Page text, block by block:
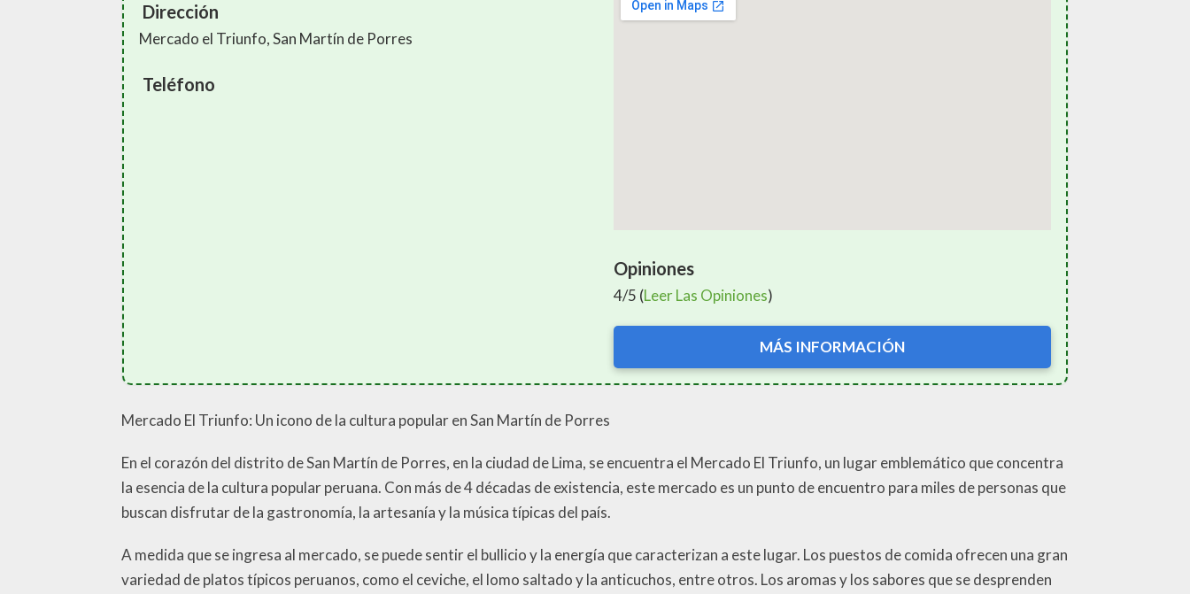
Dirección
Mercado el Triunfo, San Martín de Porres
Teléfono
Opiniones
4/5 (Leer Las Opiniones)
MÁS INFORMACIÓN
Mercado El Triunfo: Un icono de la cultura popular en San Martín de Porres
En el corazón del distrito de San Martín de Porres, en la ciudad de Lima, se encuentra el Mercado El Triunfo, un lugar emblemático que concentra
la esencia de la cultura popular peruana. Con más de 4 décadas de existencia, este mercado es un punto de encuentro para miles de personas que
buscan disfrutar de la gastronomía, la artesanía y la música típicas del país.
A medida que se ingresa al mercado, se puede sentir el bullicio y la energía que caracterizan a este lugar. Los puestos de comida ofrecen una gran
variedad de platos típicos peruanos, como el ceviche, el lomo saltado y la anticuchos, entre otros. Los aromas y los sabores que se desprenden